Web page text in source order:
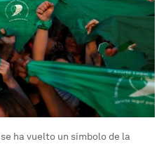
ha vuelto un símbolo de la